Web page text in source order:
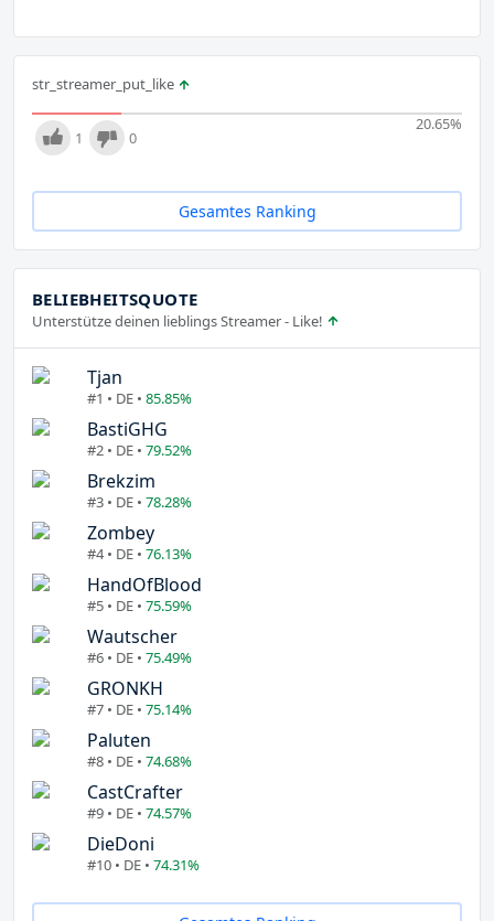
str_streamer_put_like
20.65%
1 0
Gesamtes Ranking
BELIEBHEITSQUOTE
Unterstütze deinen lieblings Streamer - Like!
Tjan
#1 • DE • 85.85%
BastiGHG
#2 • DE • 79.52%
Brekzim
#3 • DE • 78.28%
Zombey
#4 • DE • 76.13%
HandOfBlood
#5 • DE • 75.59%
Wautscher
#6 • DE • 75.49%
GRONKH
#7 • DE • 75.14%
Paluten
#8 • DE • 74.68%
CastCrafter
#9 • DE • 74.57%
DieDoni
#10 • DE • 74.31%